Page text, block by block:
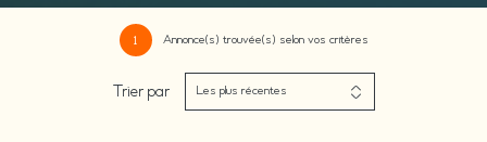
1 Annonce(s) trouvée(s) selon vos critères
Trier par Les plus récentes